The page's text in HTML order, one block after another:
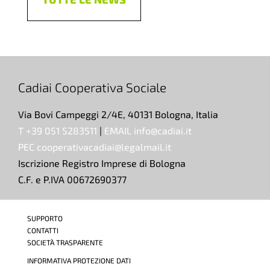
Cadiai Cooperativa Sociale
Via Bovi Campeggi 2/4E, 40131 Bologna, Italia
T +39 051 5283511 | EMAIL info@cadiai.it
PEC cooperativacadiai@legalmail.it
Iscrizione Registro Imprese di Bologna
C.F. e P.IVA 00672690377
SUPPORTO
CONTATTI
SOCIETÀ TRASPARENTE
INFORMATIVA PROTEZIONE DATI